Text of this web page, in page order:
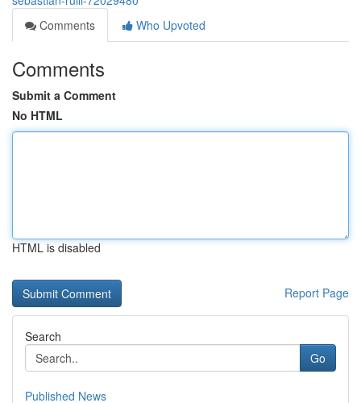
Comments
Who Upvoted
Comments
Submit a Comment
No HTML
HTML is disabled
Report Page
Search
Go
Published News